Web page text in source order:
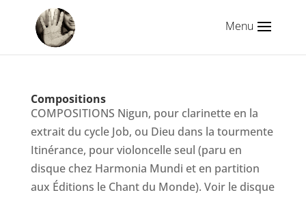
Compositions
COMPOSITIONS Nigun, pour clarinette en la
extrait du cycle Job, ou Dieu dans la tourmente
Itinérance, pour violoncelle seul (paru en
disque chez Harmonia Mundi et en partition
aux Éditions le Chant du Monde). Voir le disque